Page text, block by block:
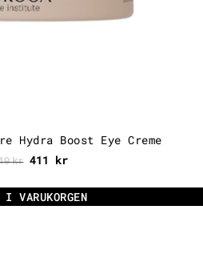
Hydra Boost Eye Creme
kr 411 kr
I VARUKORGEN